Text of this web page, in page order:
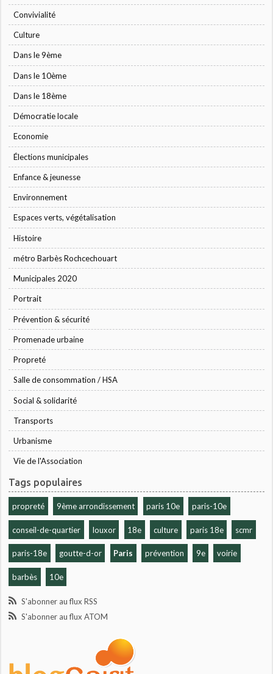
Convivialité
Culture
Dans le 9ème
Dans le 10ème
Dans le 18ème
Démocratie locale
Economie
Élections municipales
Enfance & jeunesse
Environnement
Espaces verts, végétalisation
Histoire
métro Barbès Rochcechouart
Municipales 2020
Portrait
Prévention & sécurité
Promenade urbaine
Propreté
Salle de consommation / HSA
Social & solidarité
Transports
Urbanisme
Vie de l'Association
Tags populaires
propreté 9ème arrondissement paris 10e paris-10e
conseil-de-quartier louxor 18e culture paris 18e scmr
paris-18e goutte-d-or Paris prévention 9e voirie
barbès 10e
S'abonner au flux RSS
S'abonner au flux ATOM